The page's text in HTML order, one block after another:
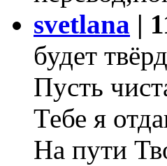
svetlana |
будет
Пусть
Тебе я
На пути